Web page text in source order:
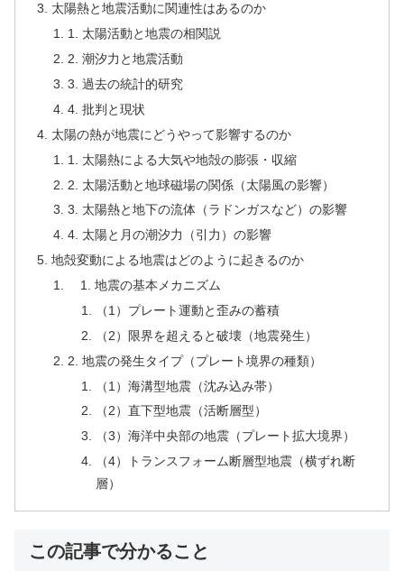
太陽熱と地震活動に関連性はあるのか
1. 太陽活動と地震の相関説
2. 潮汐力と地震活動
3. 過去の統計的研究
4. 批判と現状
太陽の熱が地震にどうやって影響するのか
1. 太陽熱による大気や地殻の膨張・収縮
2. 太陽活動と地球磁場の関係（太陽風の影響）
3. 太陽熱と地下の流体（ラドンガスなど）の影響
4. 太陽と月の潮汐力（引力）の影響
地殻変動による地震はどのように起きるのか
1. 地震の基本メカニズム
（1）プレート運動と歪みの蓄積
（2）限界を超えると破壊（地震発生）
2. 地震の発生タイプ（プレート境界の種類）
（1）海溝型地震（沈み込み帯）
（2）直下型地震（活断層型）
（3）海洋中央部の地震（プレート拡大境界）
（4）トランスフォーム断層型地震（横ずれ断
層）
この記事で分かること